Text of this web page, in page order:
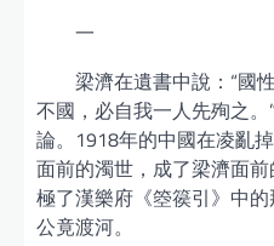
一
梁濟在遺書中說：“國
不國，必自我一人先殉之
論。1918年的中國在凌亂
面前的濁世，成了梁濟面
極了漢樂府《箜篌引》中
公竟渡河。